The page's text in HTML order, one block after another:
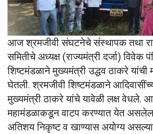
आज श्रमजीवी संघटनेचे संस्थापक तथा
समितीचे अध्यक्ष (राज्यमंत्री दर्जा) विवेक
शिष्टमंडळाने मुख्यमंत्री उद्धव ठाकरे यांची
घेतली. श्रमजीवी शिष्टमंडळाने
मुख्यमंत्री ठाकरे यांचे यावेळी लक्ष वेधले.
महामंडळाकडून वाटप करण्यात येत
अतिशय निकृष्ट व खाण्यास अयोग्य